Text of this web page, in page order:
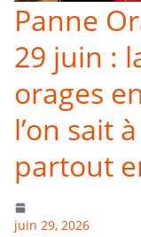
Panne
29 juin :
orages
l’on sait
partout
juin 29, 2026